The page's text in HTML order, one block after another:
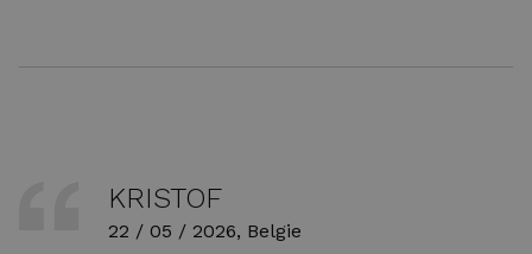
KRISTOF
22 / 05 / 2026, Belgie